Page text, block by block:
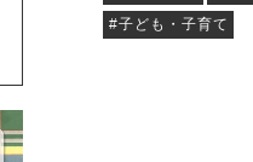
#子ども・子育て